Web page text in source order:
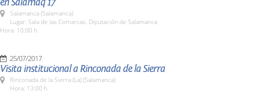
Salamanca (Salamanca)
Lugar: Sala de las Comarcas. Diputación de Salamanca
Hora: 10:00 h.
25/07/2017
Visita institucional a Rinconada de la Sierra
Rinconada de la Sierra (La) (Salamanca)
Hora: 13:00 h.